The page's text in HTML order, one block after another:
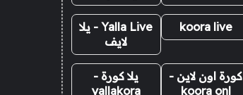
koora live
Yalla Live - يلا
لايف
كورة اون لاين -
koora onl
يلا كورة -
yallakora